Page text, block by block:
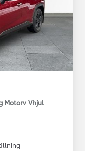
Motorv Vhjul